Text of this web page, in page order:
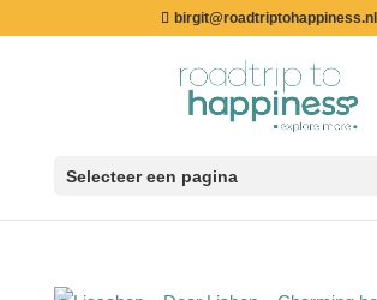
birgit@roadtriptohappiness.nl
Selecteer een pagina